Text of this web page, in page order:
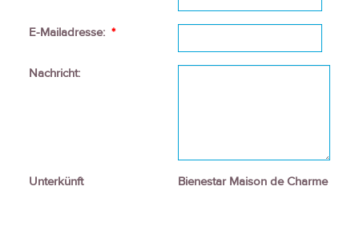
E-Mailadresse: *
Nachricht:
Unterkünft Bienestar Maison de Charme